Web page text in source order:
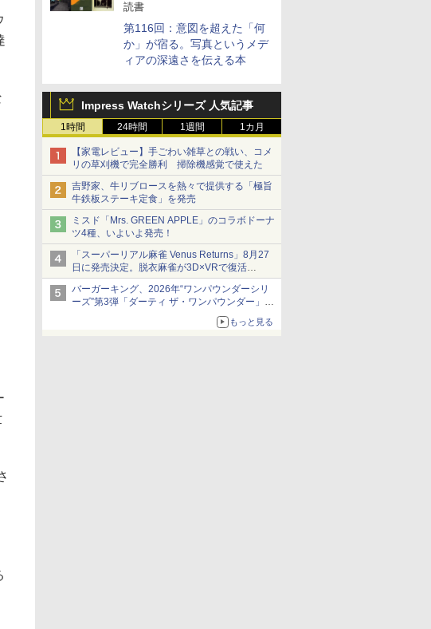
読書
第116回：意図を超えた「何
か」が宿る。写真というメデ
ィアの深遠さを伝える本
Impress Watchシリーズ 人気記事
1時間 24時間 1週間 1カ月
【家電レビュー】手ごわい雑草との戦い、コメ
リの草刈機で完全勝利 掃除機感覚で使えた
吉野家、牛リブロースを熱々で提供する「極旨
牛鉄板ステーキ定食」を発売
ミスド「Mrs. GREEN APPLE」のコラボドーナ
ツ4種、いよいよ発売！
「スーパーリアル麻雀 Venus Returns」8月27
日に発売決定。脱衣麻雀が3D×VRで復活
発売から2週間は20%オフになるセールが実施
バーガーキング、2026年“ワンパウンダーシリ
ーズ”第3弾「ダーティ ザ・ワンパウンダー」を
「特製ガーリックマヨソース」を使用した超大
もっと見る